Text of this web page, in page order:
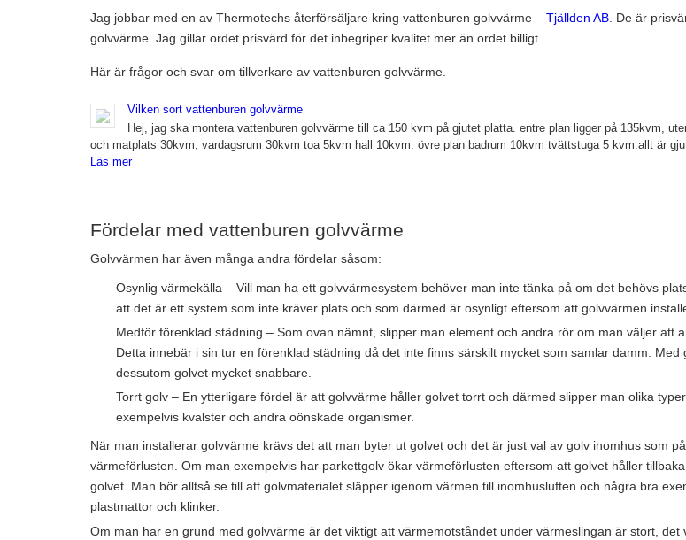
Jag jobbar med en av Thermotechs återförsäljare kring vattenburen golvvärme – Tjällden AB . De är
golvvärme. Jag gillar ordet prisvärd för det inbegriper kvalitet mer än ordet billigt
Här är frågor och svar om tillverkare av vattenburen golvvärme.
Vilken sort vattenburen golvvärme
Hej, jag ska montera vattenburen golvvärme till ca 150 kvm på gjutet platta. entre plan ligger på 135kvm,
och matplats 30kvm, vardagsrum 30kvm toa 5kvm hall 10kvm. övre plan badrum 10kvm tvättstuga 5 kvm.allt är
Läs mer
Fördelar med vattenburen golvvärme
Golvvärmen har även många andra fördelar såsom:
Osynlig värmekälla – Vill man ha ett golvvärmesystem behöver man inte tänka på om det behövs
att det är ett system som inte kräver plats och som därmed är osynligt eftersom att golvvärmen
Medför förenklad städning – Som ovan nämnt, slipper man element och andra rör om man väljer att
Detta innebär i sin tur en förenklad städning då det inte finns särskilt mycket som samlar damm. Med
dessutom golvet mycket snabbare.
Torrt golv – En ytterligare fördel är att golvvärme håller golvet torrt och därmed slipper man olika
exempelvis kvalster och andra oönskade organismer.
När man installerar golvvärme krävs det att man byter ut golvet och det är just val av golv inomhus som
värmeförlusten. Om man exempelvis har parkettgolv ökar värmeförlusten eftersom att golvet håller
golvet. Man bör alltså se till att golvmaterialet släpper igenom värmen till inomhusluften och några bra
plastmattor och klinker.
Om man har en grund med golvvärme är det viktigt att värmemotståndet under värmeslingan är stort, det